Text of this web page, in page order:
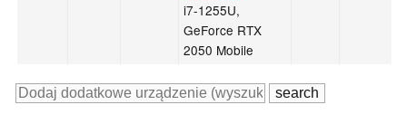
i7-1255U,
GeForce RTX
2050 Mobile